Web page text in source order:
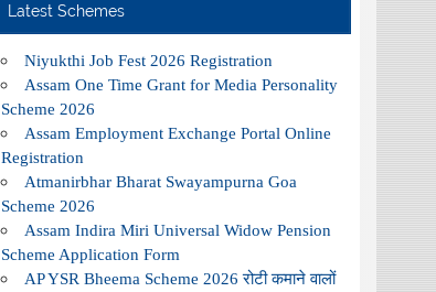
Latest Schemes
Niyukthi Job Fest 2026 Registration
Assam One Time Grant for Media Personality
Scheme 2026
Assam Employment Exchange Portal Online
Registration
Atmanirbhar Bharat Swayampurna Goa
Scheme 2026
Assam Indira Miri Universal Widow Pension
Scheme Application Form
AP YSR Bheema Scheme 2026 रोटी कमाने वालों